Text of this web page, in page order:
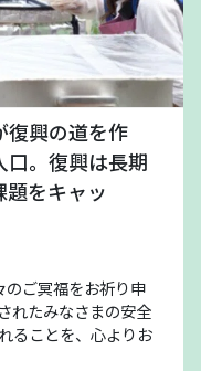
復興の道を作
口。復興は長期
をキャッ
ご冥福をお祈り申
れたみなさまの安全
ることを、心よりお